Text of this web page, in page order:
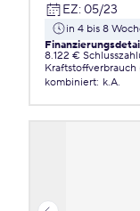
EZ: 05/23
in 4 bis 8
8.122 €
kombiniert: k.A.